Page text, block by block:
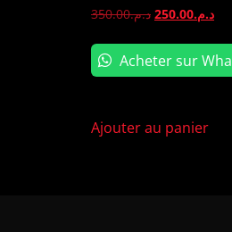
د.م.350.00 د.م.250.00
Acheter sur
Ajouter au panier